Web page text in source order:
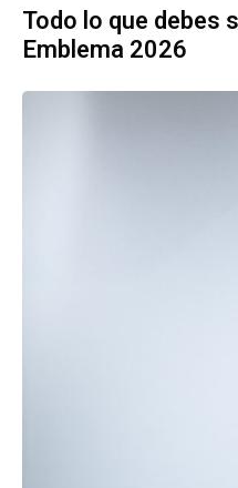
Todo lo que debes
Emblema 2026